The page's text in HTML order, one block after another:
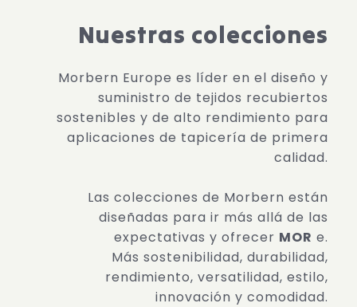
Nuestras colecciones
Morbern Europe es líder en el diseño y
suministro de tejidos recubiertos
sostenibles y de alto rendimiento para
aplicaciones de tapicería de primera
calidad.
Las colecciones de Morbern están
diseñadas para ir más allá de las
expectativas y ofrecer MOR e.
Más sostenibilidad, durabilidad,
rendimiento, versatilidad, estilo,
innovación y comodidad.